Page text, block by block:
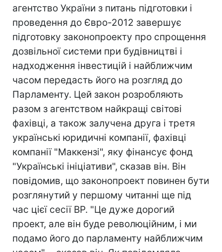
агентство України з питань підготовки і
проведення до Євро-2012 завершує
підготовку законопроекту про спрощення
дозвільної системи при будівництві і
надходження інвестицій і найближчим
часом передасть його на розгляд до
Парламенту. Цей закон розробляють
разом з агентством найкращі світові
фахівці, а також залучена друга і третя
українські юридичні компанії, фахівці
компанії "Маккензі", яку фінансує фонд
"Українські ініціативи", сказав він. Він
повідомив, що законопроект повинен бути
розглянутий у першому читанні ще під
час цієї сесії ВР. "Це дуже дорогий
проект, але він буде революційним, і ми
подамо його до парламенту найближчим